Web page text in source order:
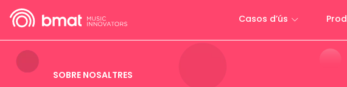
Casos d’ús
SOBRE NOSALTRES